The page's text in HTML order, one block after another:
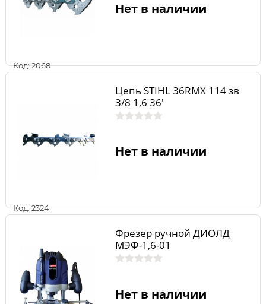
Код: 2068
Нет в наличии
Код: 2324
Цепь STIHL 36RMX 114 зв
3/8 1,6 36'
Нет в наличии
Фрезер ручной ДИОЛД
МЭФ-1,6-01
Нет в наличии